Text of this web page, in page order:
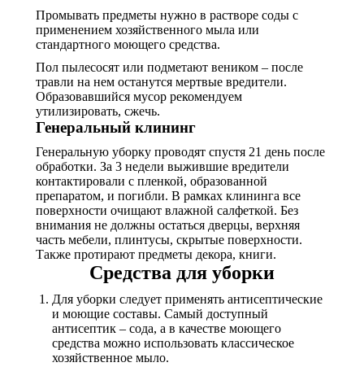
Промывать предметы нужно в растворе соды с
применением хозяйственного мыла или
стандартного моющего средства.
Пол пылесосят или подметают веником – после
травли на нем останутся мертвые вредители.
Образовавшийся мусор рекомендуем
утилизировать, сжечь.
Генеральный клининг
Генеральную уборку проводят спустя 21 день после
обработки. За 3 недели выжившие вредители
контактировали с пленкой, образованной
препаратом, и погибли. В рамках клининга все
поверхности очищают влажной салфеткой. Без
внимания не должны остаться дверцы, верхняя
часть мебели, плинтусы, скрытые поверхности.
Также протирают предметы декора, книги.
Средства для уборки
Для уборки следует применять антисептические
и моющие составы. Самый доступный
антисептик – сода, а в качестве моющего
средства можно использовать классическое
хозяйственное мыло.